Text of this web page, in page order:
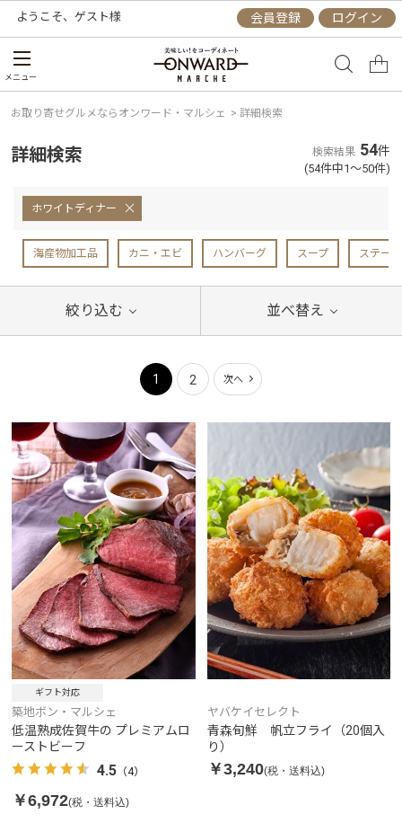
ようこそ、 ゲスト様 会員登録 ログイン
メニュー
お取り寄せグルメならオンワード・マルシェ > 詳細検索
詳細検索 検索結果 54件
(54件中1～50件)
ホワイトディナー
海産物加工品 カニ・エビ ハンバーグ スープ ステー
絞り込む 並べ替え
1 2 次へ
ギフト対応
築地ボン・マルシェ
低温熟成佐賀牛の プレミアムロ
ーストビーフ
4.5 （4）
￥6,972(税・送料込)
ヤバケイセレクト
青森旬鮮 帆立フライ（20個入
り）
￥3,240(税・送料込)